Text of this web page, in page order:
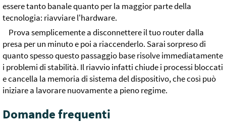
essere tanto banale quanto per la maggior parte della
tecnologia: riavviare l'hardware.
Prova semplicemente a disconnettere il tuo router dalla
presa per un minuto e poi a riaccenderlo. Sarai sorpreso di
quanto spesso questo passaggio base risolve immediatamente
i problemi di stabilità. Il riavvio infatti chiude i processi bloccati
e cancella la memoria di sistema del dispositivo, che così può
iniziare a lavorare nuovamente a pieno regime.
Domande frequenti